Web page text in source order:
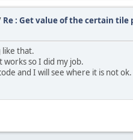
Re : Get value of the certain tile
that.
so I did my job.
and I will see where it is not ok.